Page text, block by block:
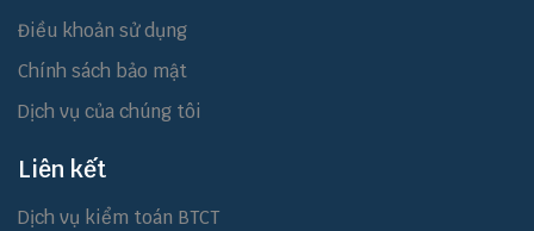
Điều khoản sử dụng
Chính sách bảo mật
Dịch vụ của chúng tôi
Liên kết
Dịch vụ kiểm toán BTCT